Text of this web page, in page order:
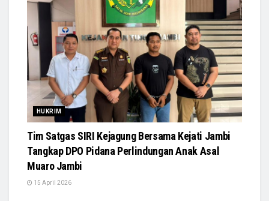
HUKRIM
Tim Satgas SIRI Kejagung Bersama Kejati Jambi
Tangkap DPO Pidana Perlindungan Anak Asal
Muaro Jambi
15 April 2026